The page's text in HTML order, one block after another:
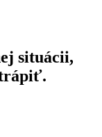
situácii,